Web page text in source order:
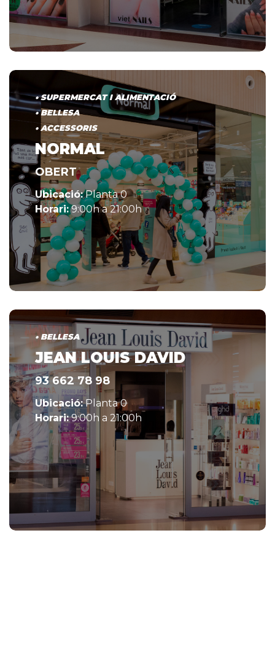
• SUPERMERCAT I ALIMENTACIÓ
• BELLESA
• ACCESSORIS
NORMAL
OBERT
Ubicació:Planta 0
Horari:9:00h a 21:00h
• BELLESA
JEAN LOUIS DAVID
93 662 78 98
Ubicació:Planta 0
Horari:9:00h a 21:00h